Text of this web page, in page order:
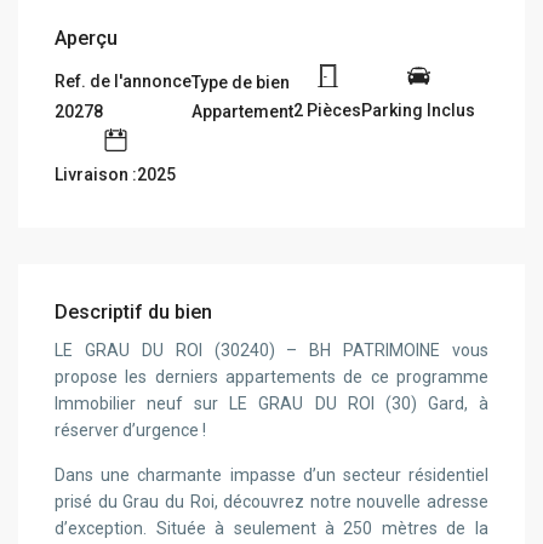
Aperçu
Ref. de l'annonce
20278
Type de bien
Appartement2 PiècesParking Inclus
Livraison :2025
Descriptif du bien
LE GRAU DU ROI (30240) – BH PATRIMOINE vous
propose les derniers appartements de ce programme
Immobilier neuf sur LE GRAU DU ROI (30) Gard, à
réserver d’urgence !
Dans une charmante impasse d’un secteur résidentiel
prisé du Grau du Roi, découvrez notre nouvelle adresse
d’exception. Située à seulement à 250 mètres de la